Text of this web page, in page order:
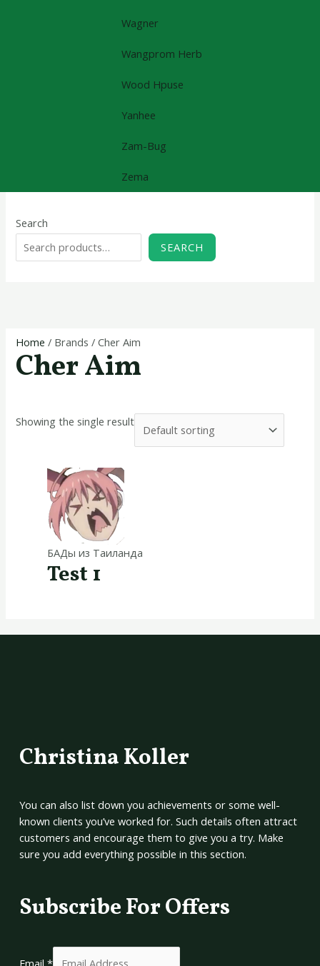
Wagner
Wangprom Herb
Wood Hpuse
Yanhee
Zam-Bug
Zema
Search
SEARCH
Home / Brands / Cher Aim
Cher Aim
Showing the single result
БАДы из Таиланда
Test 1
Christina Koller
You can also list down you achievements or some well-
known clients you’ve worked for. Such details often attract
customers and encourage them to give you a try. Make
sure you add everything possible in this section.
Subscribe For Offers